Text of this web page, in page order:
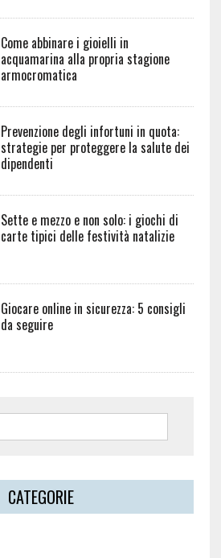
Come abbinare i gioielli in
acquamarina alla propria stagione
armocromatica
Prevenzione degli infortuni in quota:
strategie per proteggere la salute dei
dipendenti
Sette e mezzo e non solo: i giochi di
carte tipici delle festività natalizie
Giocare online in sicurezza: 5 consigli
da seguire
CATEGORIE